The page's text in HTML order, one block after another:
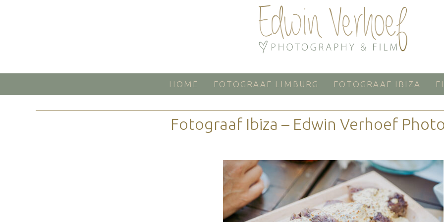
HOME FOTOGRAAF LIMBURG FOTOGRAAF IBIZA
Fotograaf Ibiza – Edwin Verhoef